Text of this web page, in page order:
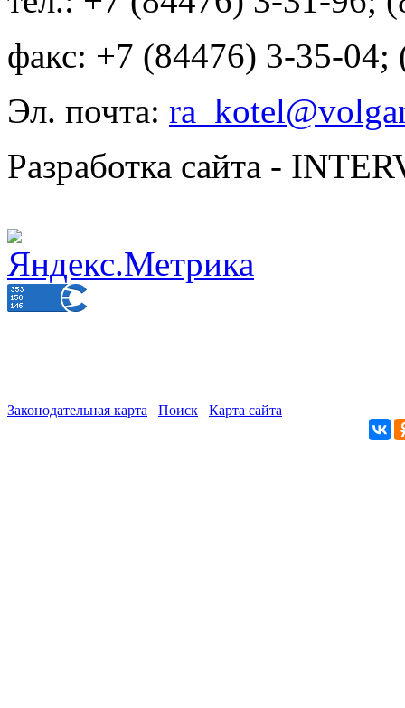
факс: +7 (84476) 3-35-04;
Эл. почта:
Разработка сайта -
Законодательная карта Поиск Карта сайта